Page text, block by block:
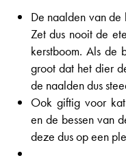
De naalden van de
Zet dus nooit de
kerstboom. Als de
groot dat het dier
de naalden dus
Ook giftig voor kat
en de bessen van
deze dus op een